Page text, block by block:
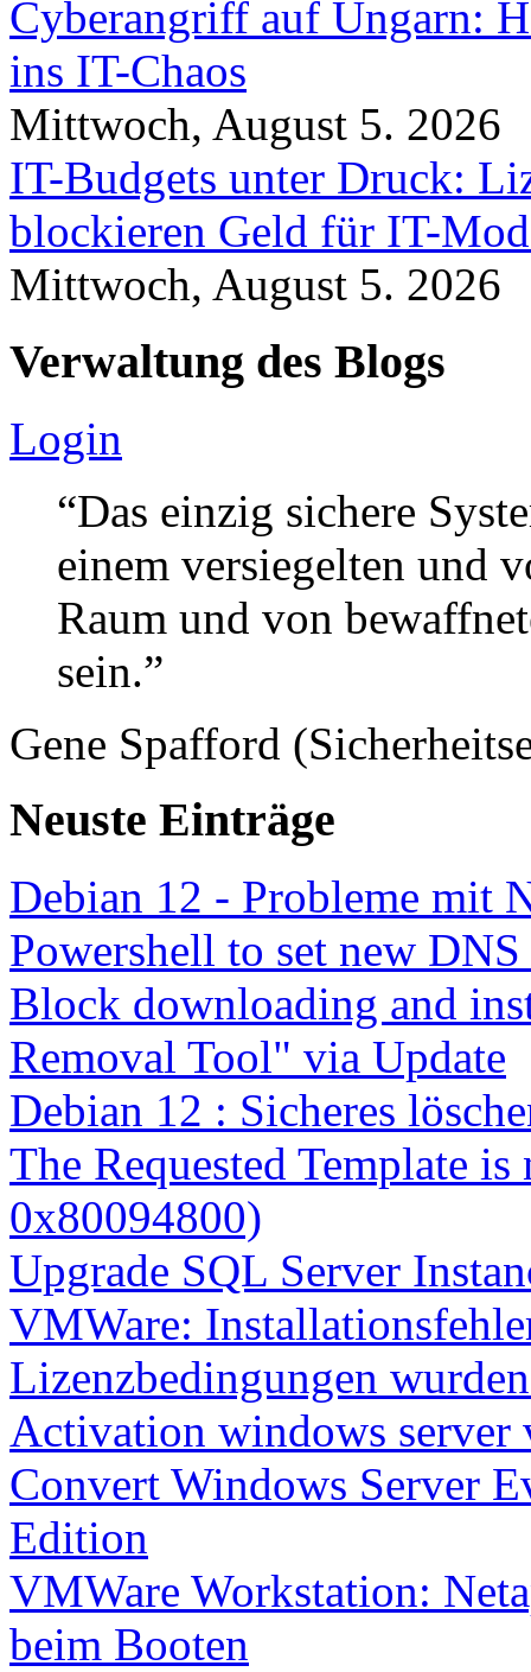
Cyberangriff auf Ungarn:
ins IT-Chaos
Mittwoch, August 5. 2026
IT-Budgets unter Druck:
blockieren Geld für IT-
Mittwoch, August 5. 2026
Verwaltung des Blogs
Login
“Das einzig sichere
einem versiegelten und
Raum und von
sein.”
Gene Spafford
Neuste Einträge
Debian 12 - Probleme mit
Powershell to set new
Block downloading and
Removal Tool" via Update
Debian 12 : Sicheres
The Requested Template
0x80094800)
Upgrade SQL Server
VMWare:
Lizenzbedingungen
Activation windows server
Convert Windows Server
Edition
VMWare Workstation:
beim Booten